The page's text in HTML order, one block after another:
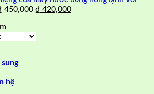
450,000 Giá
₫ 420,000Giá
hệ